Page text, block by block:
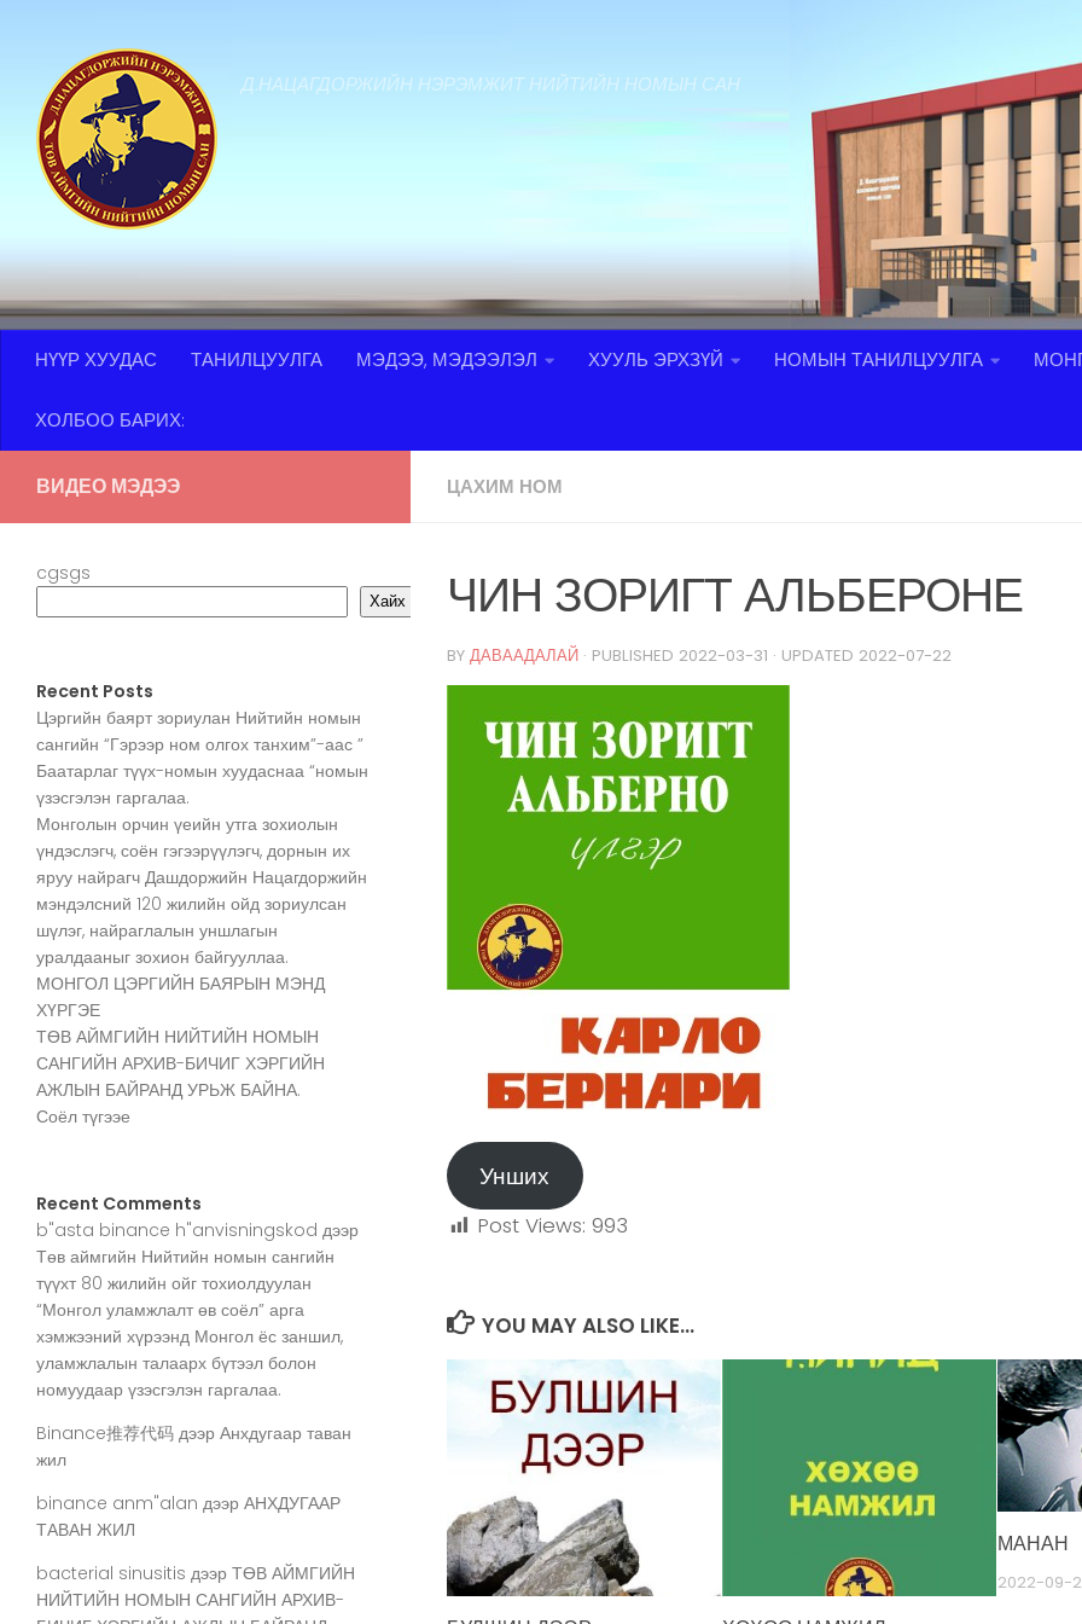
Д.НАЦАГДОРЖИЙН НЭРЭМЖИТ НИЙТИЙН НОМЫН САН
НҮҮР ХУУДАС ТАНИЛЦУУЛГА МЭДЭЭ, МЭДЭЭЛЭЛ ХУУЛЬ ЭРХЗҮЙ НОМЫН ТАНИЛЦУУЛГА
ХОЛБОО БАРИХ:
ЦАХИМ НОМ
ЧИН ЗОРИГТ АЛЬБЕРОНЕ
BY ДАВААДАЛАЙ · PUBLISHED 2022-03-31 · UPDATED 2022-07-22
Унших
Post Views: 993
YOU MAY ALSO LIKE...
МАНАН
2022-09-
ВИДЕО МЭДЭЭ
cgsgs
Хайх
Recent Posts
Цэргийн баярт зориулан Нийтийн номын
сангийн “Гэрээр ном олгох танхим”-аас ”
Баатарлаг түүх-номын хуудаснаа “номын
үзэсгэлэн гаргалаа.
Монголын орчин үеийн утга зохиолын
үндэслэгч, соён гэгээрүүлэгч, дорнын их
яруу найрагч Дашдоржийн Нацагдоржийн
мэндэлсний 120 жилийн ойд зориулсан
шүлэг, найраглалын уншлагын
уралдааныг зохион байгууллаа.
МОНГОЛ ЦЭРГИЙН БАЯРЫН МЭНД
ХҮРГЭЕ
ТӨВ АЙМГИЙН НИЙТИЙН НОМЫН
САНГИЙН АРХИВ-БИЧИГ ХЭРГИЙН
АЖЛЫН БАЙРАНД УРЬЖ БАЙНА.
Соёл түгээе
Recent Comments
b"asta binance h"anvisningskod дээр
Төв аймгийн Нийтийн номын сангийн
түүхт 80 жилийн ойг тохиолдуулан
“Монгол уламжлалт өв соёл” арга
хэмжээний хүрээнд Монгол ёс заншил,
уламжлалын талаарх бүтээл болон
номуудаар үзэсгэлэн гаргалаа.
Binance推荐代码 дээр Анхдугаар таван
жил
binance anm"alan дээр АНХДУГААР
ТАВАН ЖИЛ
bacterial sinusitis дээр ТӨВ АЙМГИЙН
НИЙТИЙН НОМЫН САНГИЙН АРХИВ-